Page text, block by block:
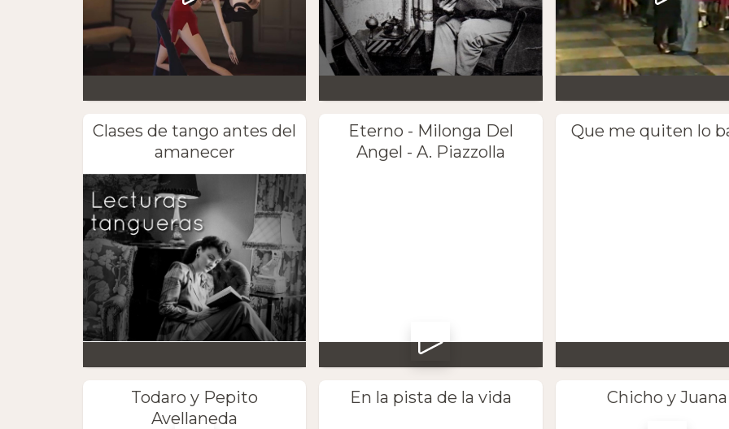
Clases de tango antes del
amanecer
Eterno - Milonga Del
Angel - A. Piazzolla
Que me quiten lo
Todaro y Pepito
Avellaneda
En la pista de la vida Chicho y Juana